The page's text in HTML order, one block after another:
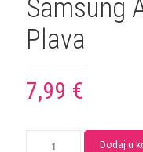
Samsung
Plava
7,99 €
Dodaj u